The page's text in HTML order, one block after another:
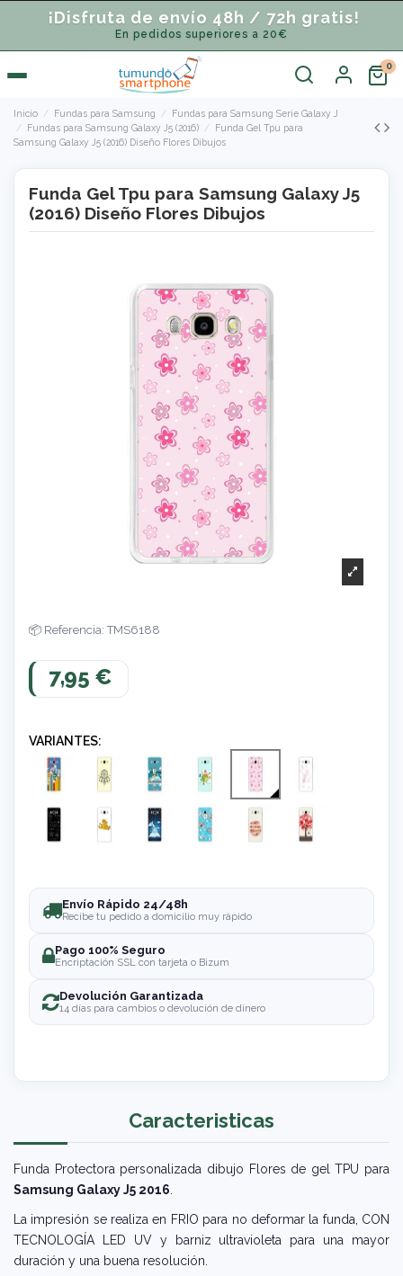
¡Disfruta de envío 48h / 72h gratis!
En pedidos superiores a 20€
Inicio Fundas para Samsung
Fundas para Samsung Serie Galaxy J
Fundas para Samsung Galaxy J5 (2016)
Funda Gel Tpu para
Samsung Galaxy J5 (2016) Diseño Flores Dibujos
Funda Gel Tpu para Samsung Galaxy J5
(2016) Diseño Flores Dibujos
Referencia: TMS6188
7,95 €
VARIANTES:
Envío Rápido 24/48h
Recibe tu pedido a domicilio muy rápido
Pago 100% Seguro
Encriptación SSL con tarjeta o Bizum
Devolución Garantizada
14 días para cambios o devolución de dinero
Caracteristicas
Funda Protectora personalizada dibujo Flores de gel TPU para
Samsung Galaxy J5 2016
La impresión se realiza en FRIO para no deformar la funda, CON
TECNOLOGÍA LED UV y barniz ultravioleta para una mayor
duración y una buena resolución.